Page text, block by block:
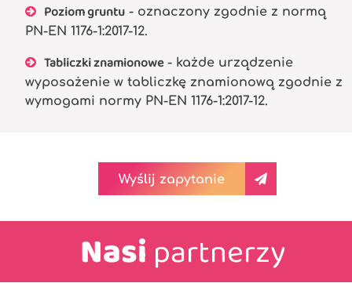
Poziom gruntu - oznaczony zgodnie z normą
PN-EN 1176-1:2017-12.
Tabliczki znamionowe- każde urządzenie
wyposażenie w tabliczkę znamionową zgodnie z
wymogami normy PN-EN 1176-1:2017-12.
Wyślij zapytanie
Nasipartnerzy